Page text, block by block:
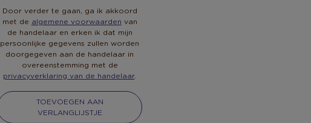
Door verder te gaan, ga ik akkoord
met de algemene voorwaarden van
de handelaar en erken ik dat mijn
persoonlijke gegevens zullen worden
doorgegeven aan de handelaar in
overeenstemming met de
privacyverklaring van de handelaar.
TOEVOEGEN AAN
VERLANGLIJSTJE